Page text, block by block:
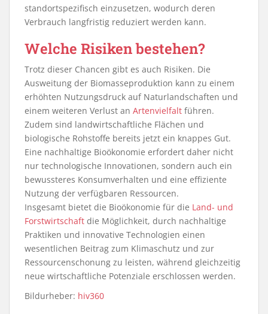
standortspezifisch einzusetzen, wodurch deren
Verbrauch langfristig reduziert werden kann.
Welche Risiken bestehen?
Trotz dieser Chancen gibt es auch Risiken. Die
Ausweitung der Biomasseproduktion kann zu einem
erhöhten Nutzungsdruck auf Naturlandschaften und
einem weiteren Verlust an Artenvielfalt führen.
Zudem sind landwirtschaftliche Flächen und
biologische Rohstoffe bereits jetzt ein knappes Gut.
Eine nachhaltige Bioökonomie erfordert daher nicht
nur technologische Innovationen, sondern auch ein
bewussteres Konsumverhalten und eine effiziente
Nutzung der verfügbaren Ressourcen.
Insgesamt bietet die Bioökonomie für die Land- und
Forstwirtschaft die Möglichkeit, durch nachhaltige
Praktiken und innovative Technologien einen
wesentlichen Beitrag zum Klimaschutz und zur
Ressourcenschonung zu leisten, während gleichzeitig
neue wirtschaftliche Potenziale erschlossen werden.
Bildurheber: hiv360